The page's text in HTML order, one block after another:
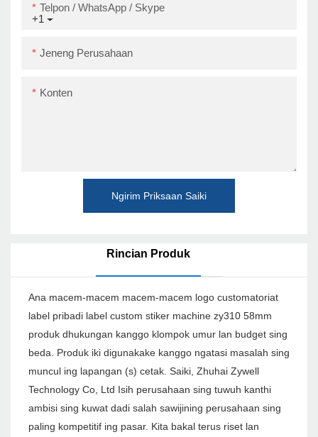
+1
Telpon / WhatsApp / Skype
Jeneng Perusahaan
Konten
Ngirim Priksaan Saiki
Rincian Produk
Ana macem-macem macem-macem logo customatoriat
label pribadi label custom stiker machine zy310 58mm
produk dhukungan kanggo klompok umur lan budget sing
beda. Produk iki digunakake kanggo ngatasi masalah sing
muncul ing lapangan (s) cetak. Saiki, Zhuhai Zywell
Technology Co, Ltd Isih perusahaan sing tuwuh kanthi
ambisi sing kuwat dadi salah sawijining perusahaan sing
paling kompetitif ing pasar. Kita bakal terus riset lan